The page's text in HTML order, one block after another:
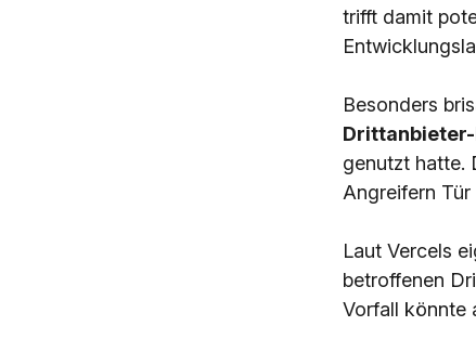
trifft damit
Besonders
genutzt hatte.
Angreifern Tür
Laut Vercels
betroffenen
Vorfall könnte